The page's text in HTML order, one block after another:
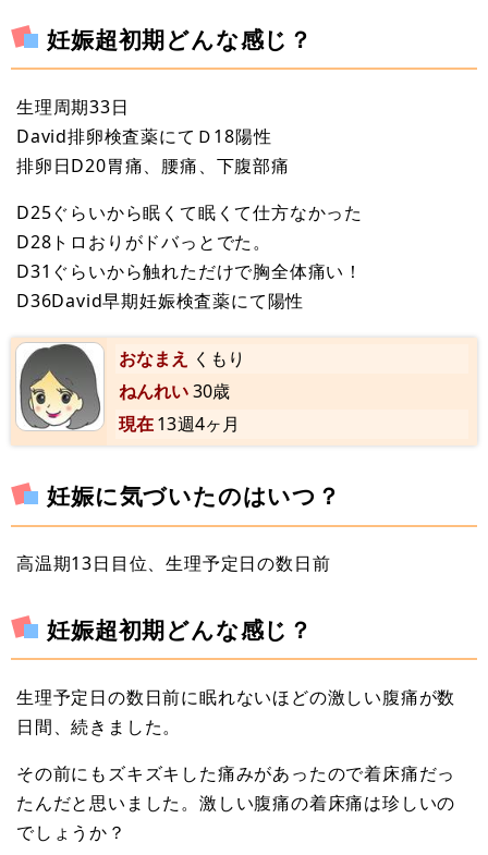
妊娠超初期どんな感じ？
生理周期33日
David排卵検査薬にてＤ18陽性
排卵日D20胃痛、腰痛、下腹部痛
D25ぐらいから眠くて眠くて仕方なかった
D28トロおりがドバっとでた。
D31ぐらいから触れただけで胸全体痛い！
D36David早期妊娠検査薬にて陽性
おなまえ くもり
ねんれい30歳
現在13週4ヶ月
妊娠に気づいたのはいつ？
高温期13日目位、生理予定日の数日前
妊娠超初期どんな感じ？
生理予定日の数日前に眠れないほどの激しい腹痛が数
日間、続きました。
その前にもズキズキした痛みがあったので着床痛だっ
たんだと思いました。激しい腹痛の着床痛は珍しいの
でしょうか？